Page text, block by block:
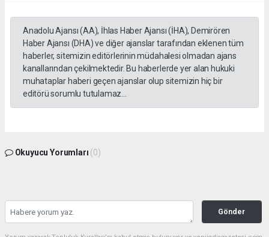
Anadolu Ajansı (AA), İhlas Haber Ajansı (İHA), Demirören
Haber Ajansı (DHA) ve diğer ajanslar tarafından eklenen tüm
haberler, sitemizin editörlerinin müdahalesi olmadan ajans
kanallarından çekilmektedir. Bu haberlerde yer alan hukuki
muhataplar haberi geçen ajanslar olup sitemizin hiç bir
editörü sorumlu tutulamaz...
Okuyucu Yorumları (0)
Gönder